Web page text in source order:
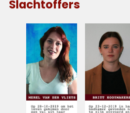
Slachtoffers